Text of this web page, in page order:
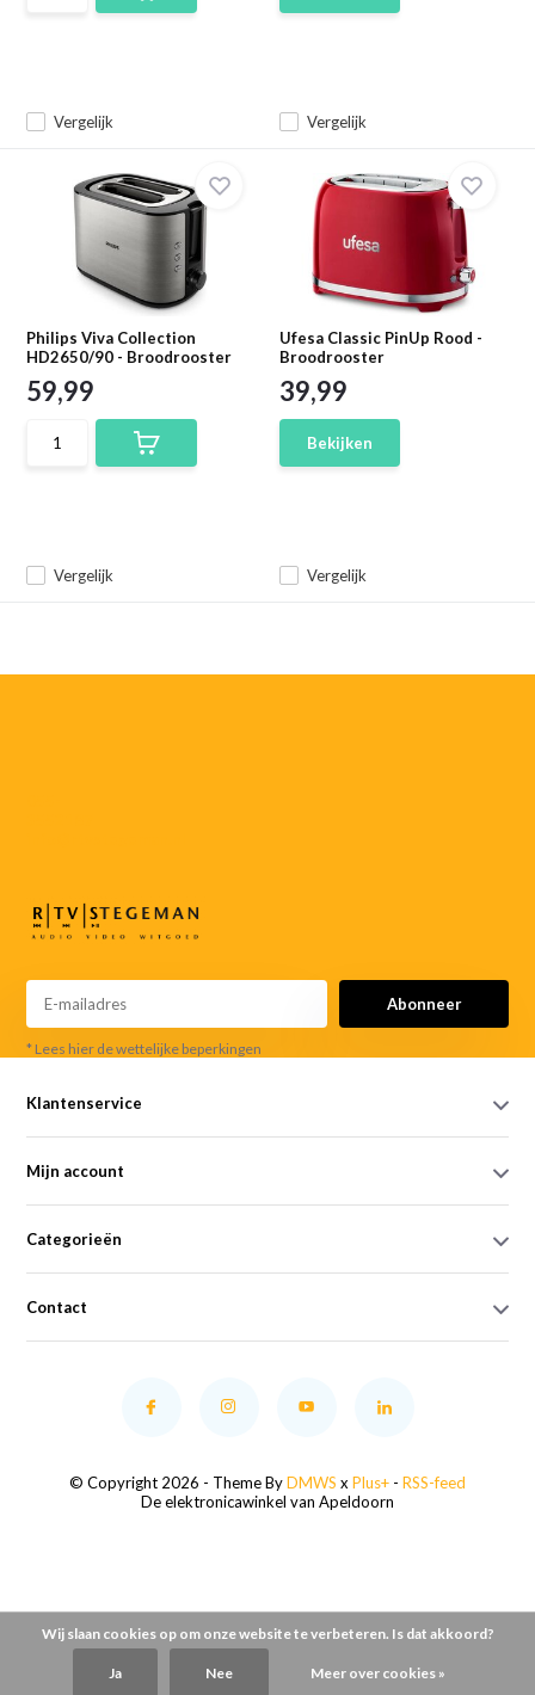
Vergelijk Vergelijk
Philips Viva Collection
HD2650/90 - Broodrooster
Vergelijk
59,99
Ufesa Classic PinUp Rood -
Broodrooster
Vergelijk
39,99
Bekijken
Abonneer
* Lees hier de wettelijke beperkingen
Klantenservice
Mijn account
Categorieën
Contact
© Copyright 2026 - Theme ByDMWS x Plus+ - RSS-feed
De elektronicawinkel van Apeldoorn
Wij slaan cookies op om onze website te verbeteren. Is dat akkoord?
Ja Nee Meer over cookies »